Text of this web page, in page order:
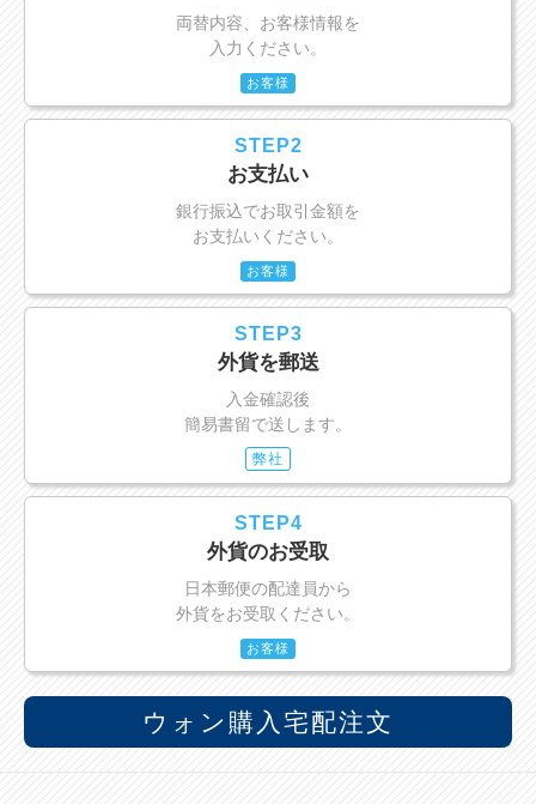
両替内容、お客様情報を
入力ください。
お客様
STEP2
お支払い
銀行振込でお取引金額を
お支払いください。
お客様
STEP3
外貨を郵送
入金確認後
簡易書留で送します。
弊社
STEP4
外貨のお受取
日本郵便の配達員から
外貨をお受取ください。
お客様
ウォン購入宅配注文